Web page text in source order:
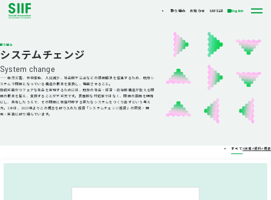
取り組み お知らせ SIIFとは English
取り組み
システムチェンジ
System change
—— 自然災害、気候変動、人口減少、社会的不公正などの課題解決を促進するため、既存シ
ステムで問題となっている構造の根本を変換し、機能させること。
持続可能かつフェアな社会を実現するためには、既存の社会・経済・政治的構造が抱える問
題の根本を捉え、変換することが不可欠です。表面的な対処策ではなく、問題の原因を明確
にし、共有したうえで、その問題に直接対応する新たなシステムをつくり出すという考え
方。SIIFは、2023年よりこの概念を取り入れた投資「システムチェンジ投資」の研究・開
発・実装に取り組んでいます。
すべて#記事#資料#概要